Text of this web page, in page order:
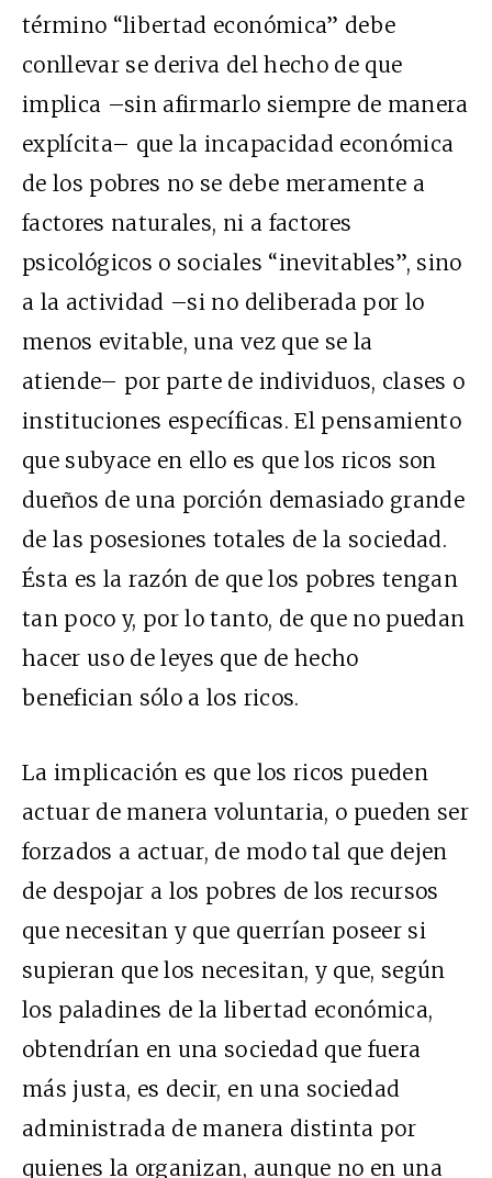
término “libertad económica” debe
conllevar se deriva del hecho de que
implica –sin afirmarlo siempre de manera
explícita– que la incapacidad económica
de los pobres no se debe meramente a
factores naturales, ni a factores
psicológicos o sociales “inevitables”, sino
a la actividad –si no deliberada por lo
menos evitable, una vez que se la
atiende– por parte de individuos, clases o
instituciones específicas. El pensamiento
que subyace en ello es que los ricos son
dueños de una porción demasiado grande
de las posesiones totales de la sociedad.
Ésta es la razón de que los pobres tengan
tan poco y, por lo tanto, de que no puedan
hacer uso de leyes que de hecho
benefician sólo a los ricos.
La implicación es que los ricos pueden
actuar de manera voluntaria, o pueden ser
forzados a actuar, de modo tal que dejen
de despojar a los pobres de los recursos
que necesitan y que querrían poseer si
supieran que los necesitan, y que, según
los paladines de la libertad económica,
obtendrían en una sociedad que fuera
más justa, es decir, en una sociedad
administrada de manera distinta por
quienes la organizan, aunque no en una